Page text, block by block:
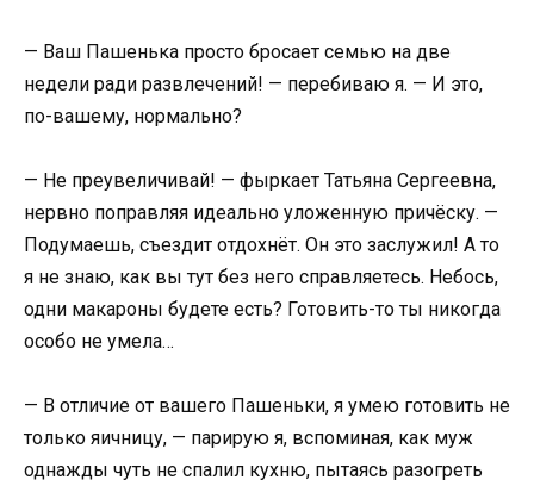
— Ваш Пашенька просто бросает семью на две
недели ради развлечений! — перебиваю я. — И это,
по-вашему, нормально?
— Не преувеличивай! — фыркает Татьяна Сергеевна,
нервно поправляя идеально уложенную причёску. —
Подумаешь, съездит отдохнёт. Он это заслужил! А то
я не знаю, как вы тут без него справляетесь. Небось,
одни макароны будете есть? Готовить-то ты никогда
особо не умела…
— В отличие от вашего Пашеньки, я умею готовить не
только яичницу, — парирую я, вспоминая, как муж
однажды чуть не спалил кухню, пытаясь разогреть